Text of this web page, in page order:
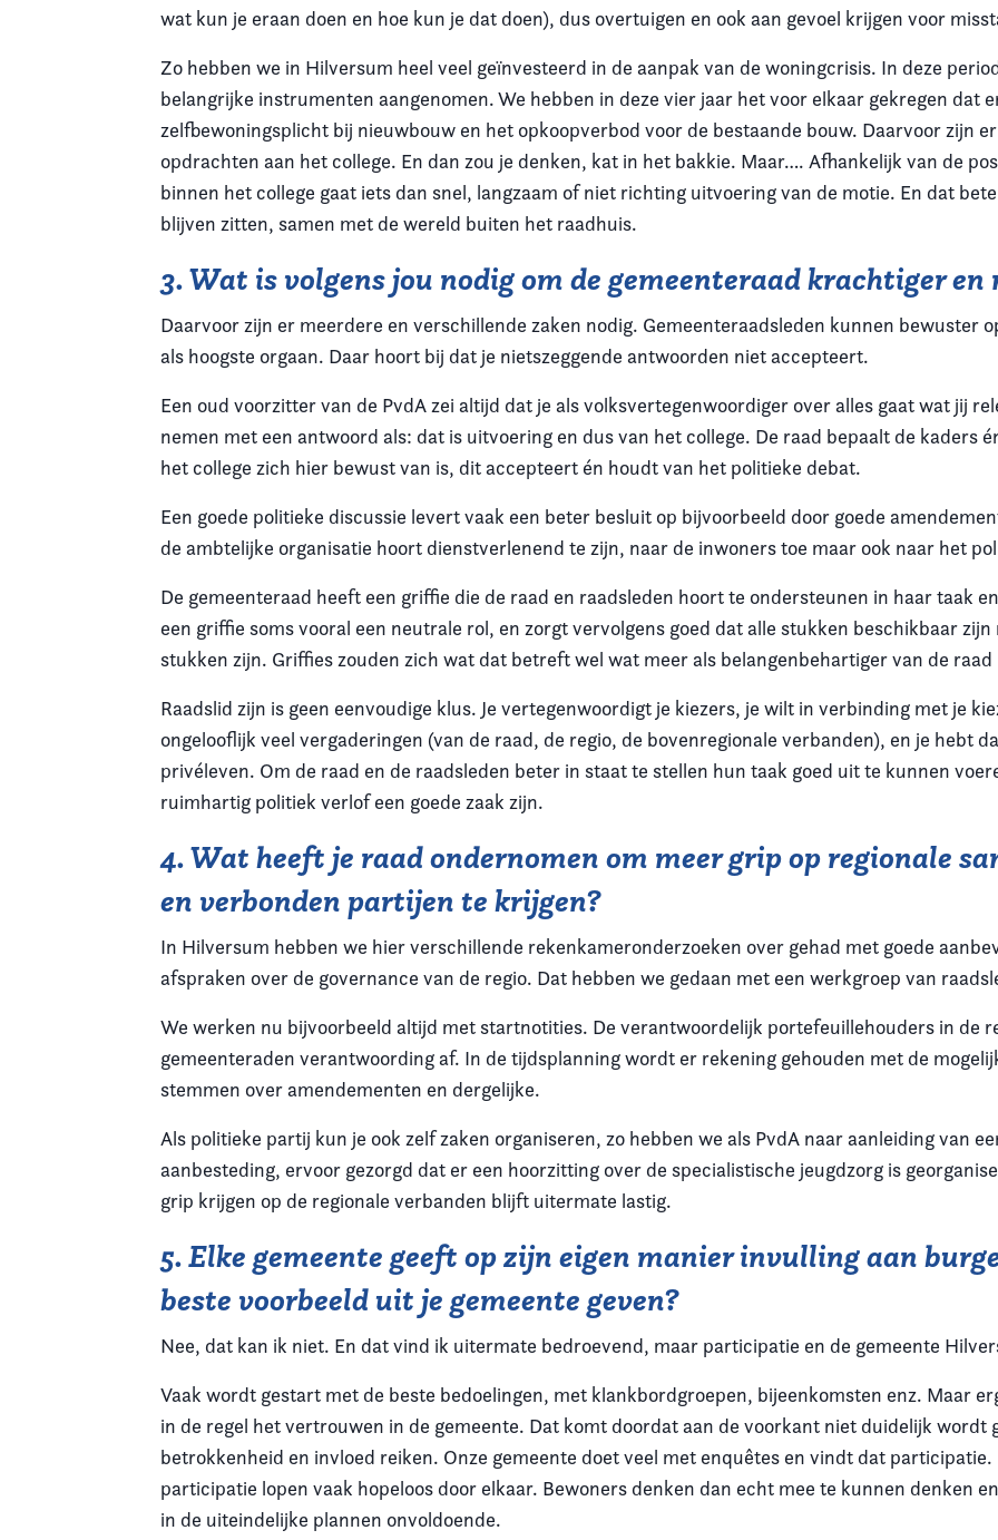
wat kun je eraan doen en hoe kun je dat doen), dus overtuigen en ook aan gevoel krijgen voor
Zo hebben we in Hilversum heel veel geïnvesteerd in de aanpak van de woningcrisis. In deze
belangrijke instrumenten aangenomen. We hebben in deze vier jaar het voor elkaar gekregen dat
zelfbewoningsplicht bij nieuwbouw en het opkoopverbod voor de bestaande bouw. Daarvoor zijn
opdrachten aan het college. En dan zou je denken, kat in het bakkie. Maar…. Afhankelijk van de
binnen het college gaat iets dan snel, langzaam of niet richting uitvoering van de motie. En dat
blijven zitten, samen met de wereld buiten het raadhuis.
3. Wat is volgens jou nodig om de gemeenteraad krachtiger
Daarvoor zijn er meerdere en verschillende zaken nodig. Gemeenteraadsleden kunnen bewuster
als hoogste orgaan. Daar hoort bij dat je nietszeggende antwoorden niet accepteert.
Een oud voorzitter van de PvdA zei altijd dat je als volksvertegenwoordiger over alles gaat wat jij
nemen met een antwoord als: dat is uitvoering en dus van het college. De raad bepaalt de kaders
het college zich hier bewust van is, dit accepteert én houdt van het politieke debat.
Een goede politieke discussie levert vaak een beter besluit op bijvoorbeeld door goede
de ambtelijke organisatie hoort dienstverlenend te zijn, naar de inwoners toe maar ook naar het
De gemeenteraad heeft een griffie die de raad en raadsleden hoort te ondersteunen in haar taak
een griffie soms vooral een neutrale rol, en zorgt vervolgens goed dat alle stukken beschikbaar
stukken zijn. Griffies zouden zich wat dat betreft wel wat meer als belangenbehartiger van de raad
Raadslid zijn is geen eenvoudige klus. Je vertegenwoordigt je kiezers, je wilt in verbinding met je
ongelooflijk veel vergaderingen (van de raad, de regio, de bovenregionale verbanden), en je hebt
privéleven. Om de raad en de raadsleden beter in staat te stellen hun taak goed uit te kunnen
ruimhartig politiek verlof een goede zaak zijn.
4. Wat heeft je raad ondernomen om meer grip op regionale
en verbonden partijen te krijgen?
In Hilversum hebben we hier verschillende rekenkameronderzoeken over gehad met goede
afspraken over de governance van de regio. Dat hebben we gedaan met een werkgroep van
We werken nu bijvoorbeeld altijd met startnotities. De verantwoordelijk portefeuillehouders in de
gemeenteraden verantwoording af. In de tijdsplanning wordt er rekening gehouden met de
stemmen over amendementen en dergelijke.
Als politieke partij kun je ook zelf zaken organiseren, zo hebben we als PvdA naar aanleiding van
aanbesteding, ervoor gezorgd dat er een hoorzitting over de specialistische jeugdzorg is
grip krijgen op de regionale verbanden blijft uitermate lastig.
5. Elke gemeente geeft op zijn eigen manier invulling aan
beste voorbeeld uit je gemeente geven?
Nee, dat kan ik niet. En dat vind ik uitermate bedroevend, maar participatie en de gemeente
Vaak wordt gestart met de beste bedoelingen, met klankbordgroepen, bijeenkomsten enz. Maar
in de regel het vertrouwen in de gemeente. Dat komt doordat aan de voorkant niet duidelijk
betrokkenheid en invloed reiken. Onze gemeente doet veel met enquêtes en vindt dat
participatie lopen vaak hopeloos door elkaar. Bewoners denken dan echt mee te kunnen denken
in de uiteindelijke plannen onvoldoende.